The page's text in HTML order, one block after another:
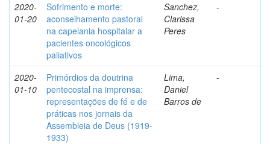
2020-
01-20
Sofrimento e morte:
aconselhamento pastoral
na capelania hospitalar a
pacientes oncológicos
paliativos
Sanchez,
Clarissa
Peres
-
2020-
01-10
Primórdios da doutrina
pentecostal na imprensa:
representações de fé e de
práticas nos jornais da
Assembleia de Deus (1919-
1933)
Lima,
Daniel
Barros de
-